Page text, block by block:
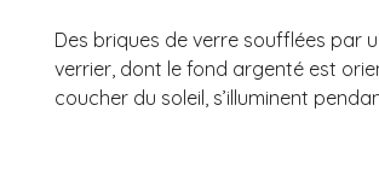
Des briques de verre soufflées par
verrier, dont le fond argenté est
coucher du soleil, s’illuminent